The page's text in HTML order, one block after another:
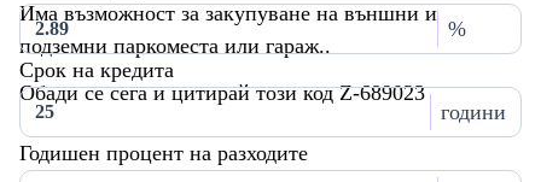
Има възможност за закупуване на външни и
подземни паркоместа или гараж..
Обади се сега и цитирай този код Z-689023
%
Срок на кредита
години
Годишен процент на разходите